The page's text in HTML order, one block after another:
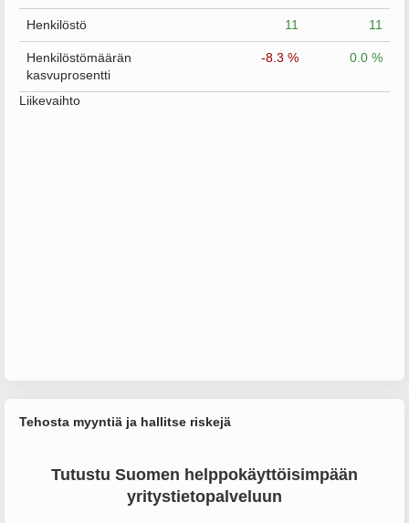
Henkilöstö 11 11
Henkilöstömäärän
kasvuprosentti
-8.3 % 0.0 %
Liikevaihto
Tehosta myyntiä ja hallitse riskejä
Tutustu Suomen helppokäyttöisimpään
yritystietopalveluun